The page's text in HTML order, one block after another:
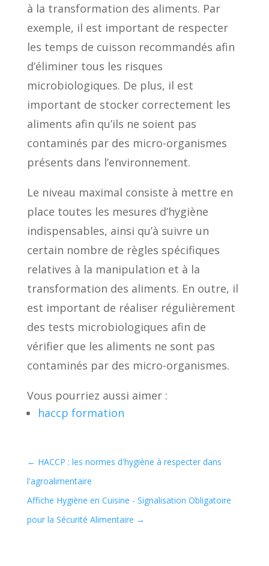
à la transformation des aliments. Par
exemple, il est important de respecter
les temps de cuisson recommandés afin
d’éliminer tous les risques
microbiologiques. De plus, il est
important de stocker correctement les
aliments afin qu’ils ne soient pas
contaminés par des micro-organismes
présents dans l’environnement.
Le niveau maximal consiste à mettre en
place toutes les mesures d’hygiène
indispensables, ainsi qu’à suivre un
certain nombre de règles spécifiques
relatives à la manipulation et à la
transformation des aliments. En outre, il
est important de réaliser régulièrement
des tests microbiologiques afin de
vérifier que les aliments ne sont pas
contaminés par des micro-organismes.
Vous pourriez aussi aimer :
haccp formation
← HACCP : les normes d'hygiène à respecter dans
l'agroalimentaire
Affiche Hygiène en Cuisine - Signalisation Obligatoire
pour la Sécurité Alimentaire →